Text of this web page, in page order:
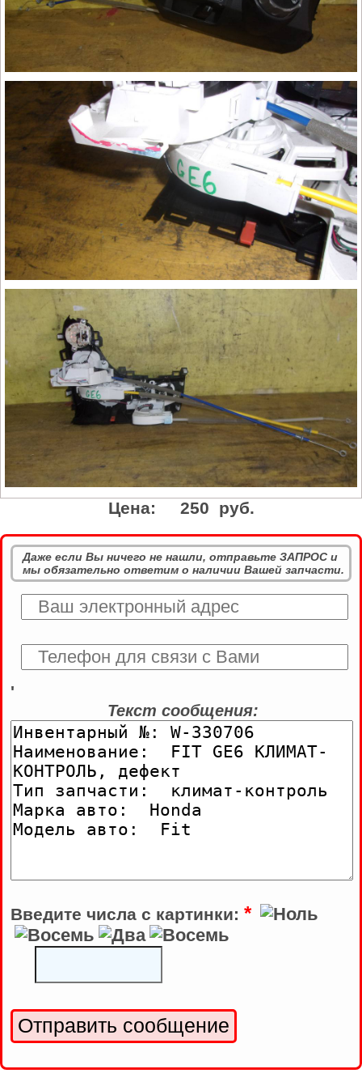
Цена: 250 руб.
Даже если Вы ничего не нашли, отправьте ЗАПРОС и
мы обязательно ответим о наличии Вашей запчасти.
'
Текст сообщения:
Введите числа с картинки: *